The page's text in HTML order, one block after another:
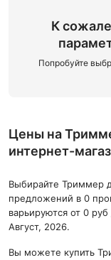
К
Попробуйте
Цены на
интернет-
Выбирайте Триммер
предложений в 0
варьируются от 0
Август, 2026.
Вы можете купить